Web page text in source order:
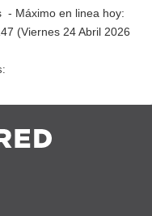
- Máximo en linea hoy:
(Viernes 24 Abril 2026